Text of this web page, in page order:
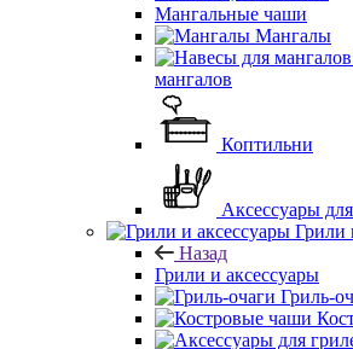
Мангальные чаши
Мангалы
мангалов
Коптильни
Аксессуары
Грили
Назад
Грили и аксессуары
Гриль-